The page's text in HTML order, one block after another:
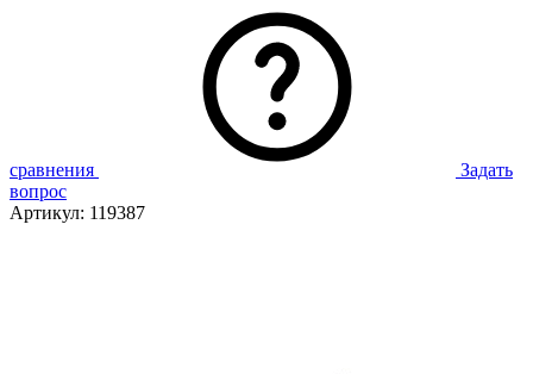
сравнения
Задать
вопрос
Артикул: 119387